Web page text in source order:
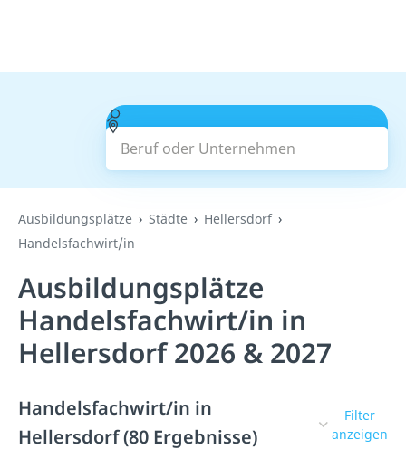
Beruf oder Unternehmen
Suchen
Ausbildungsplätze Städte
Hellersdorf
Handelsfachwirt/in
Ausbildungsplätze
Handelsfachwirt/in in
Hellersdorf 2026 & 2027
Handelsfachwirt/in in
Hellersdorf (80 Ergebnisse)
Filter
anzeigen